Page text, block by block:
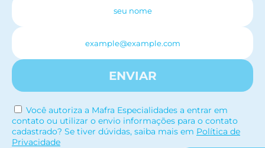
ENVIAR
Você autoriza a Mafra Especialidades a entrar em
contato ou utilizar o envio informações para o contato
cadastrado? Se tiver dúvidas, saiba mais em Política de
Privacidade